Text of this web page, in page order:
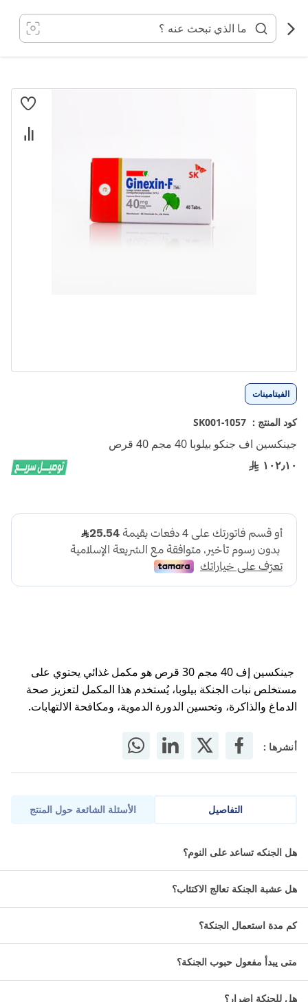
المحتوى
الفيتامينات
كود المنتج : 1057-SK001
جينكسين اف جنكو بيلوبا 40 مجم 40 قرص
١٠٢٫١٠
جينكسين إف 40 مجم 30 قرص هو مكمل غذائي يحتوي على
مستخلص نبات الجنكة بيلوبا، يُستخدم هذا المكمل لتعزيز صحة
الدماغ والذاكرة، وتحسين الدورة الدموية، ومكافحة الالتهابات.
أنشرها :
انتقل
تخطي
إلى
بداية
معرض
الصور
التفاصيل
جينكسين إف 40 مجم 30 قرص هو مكمل غذائي يحتوي على مستخلص
معلومات عن جينكسين إف 40 مجم:
المادة الفعالة:
خلاصه الجنكة بيلوبا.
فلافونويد جليكوسيد.
الأسئلة الشائعة حول المنتج
هل الجنكه تساعد على النوم؟
هل عشبة الجنكة تعالج الاكتئاب؟
كم مدة استعمال الجنكة؟
متى يبدأ مفعول حبوب الجنكة؟
هل للجنكة اضرار؟